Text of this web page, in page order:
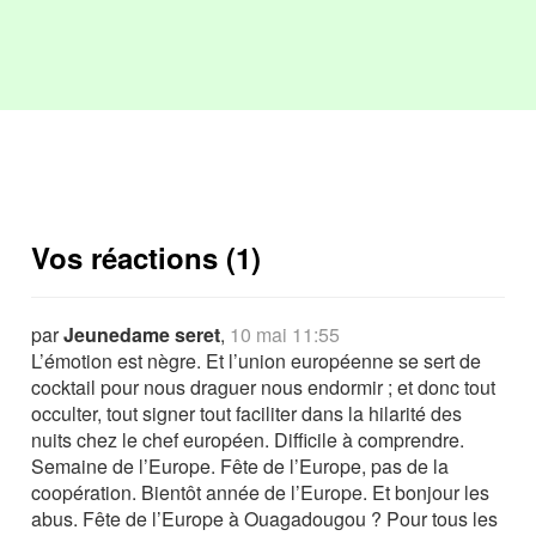
Vos réactions (1)
parJeunedame seret, 10 mai 11:55
L’émotion est nègre. Et l’union européenne se sert de
cocktail pour nous draguer nous endormir ; et donc tout
occulter, tout signer tout faciliter dans la hilarité des
nuits chez le chef européen. Difficile à comprendre.
Semaine de l’Europe. Fête de l’Europe, pas de la
coopération. Bientôt année de l’Europe. Et bonjour les
abus. Fête de l’Europe à Ouagadougou ? Pour tous les